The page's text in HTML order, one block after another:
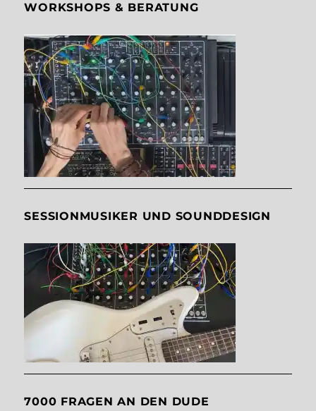
WORKSHOPS & BERATUNG
SESSIONMUSIKER UND SOUNDDESIGN
7000 FRAGEN AN DEN DUDE